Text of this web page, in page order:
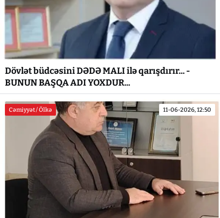
Dövlət büdcəsini DƏDƏ MALI ilə qarışdırır... -
BUNUN BAŞQA ADI YOXDUR...
Cəmiyyət / Ölkə 11-06-2026, 12:50